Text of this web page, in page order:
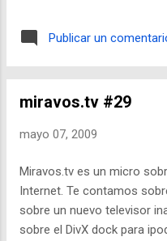
Publicar un
miravos.tv #29
mayo 07, 2009
Miravos.tv es un micro
Internet. Te contamos
sobre un nuevo televisor
sobre el DivX dock para